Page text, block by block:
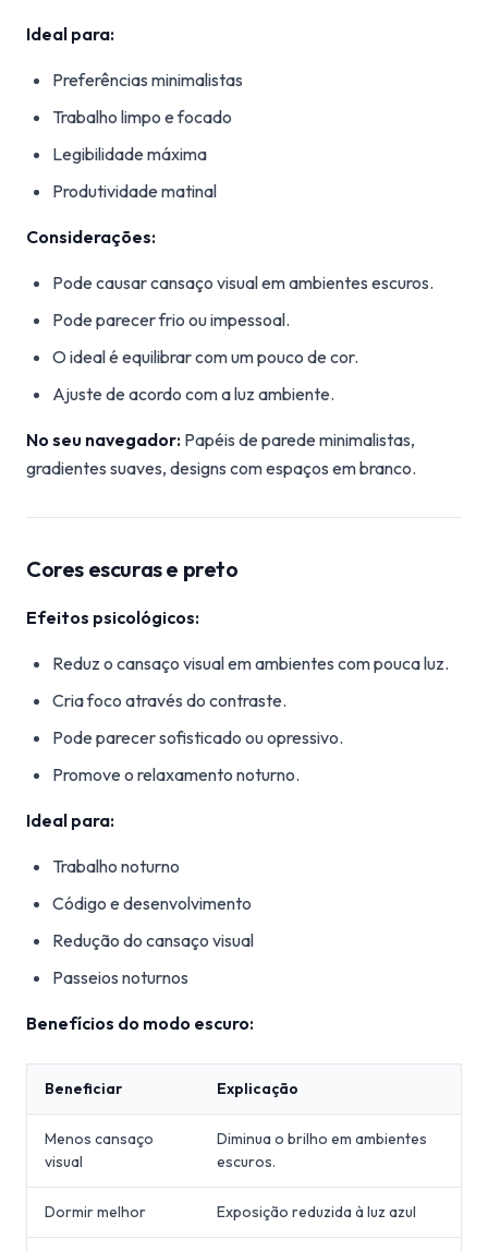
Ideal para:
Preferências minimalistas
Trabalho limpo e focado
Legibilidade máxima
Produtividade matinal
Considerações:
Pode causar cansaço visual em ambientes escuros.
Pode parecer frio ou impessoal.
O ideal é equilibrar com um pouco de cor.
Ajuste de acordo com a luz ambiente.
No seu navegador: Papéis de parede minimalistas,
gradientes suaves, designs com espaços em branco.
Cores escuras e preto
Efeitos psicológicos:
Reduz o cansaço visual em ambientes com pouca luz.
Cria foco através do contraste.
Pode parecer sofisticado ou opressivo.
Promove o relaxamento noturno.
Ideal para:
Trabalho noturno
Código e desenvolvimento
Redução do cansaço visual
Passeios noturnos
Benefícios do modo escuro:
Beneficiar Explicação
Menos cansaço
visual
Diminua o brilho em ambientes
escuros.
Dormir melhor Exposição reduzida à luz azul